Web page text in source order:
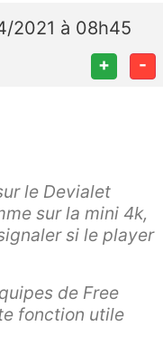
2021 à 08h45
+ -
le Devialet
sur la mini 4k,
si le player
de Free
fonction utile